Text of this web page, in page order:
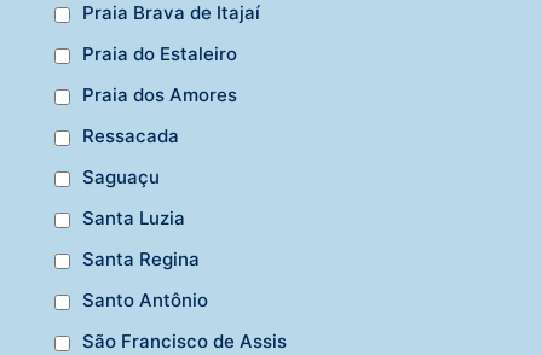
Praia Brava de Itajaí
Praia do Estaleiro
Praia dos Amores
Ressacada
Saguaçu
Santa Luzia
Santa Regina
Santo Antônio
São Francisco de Assis